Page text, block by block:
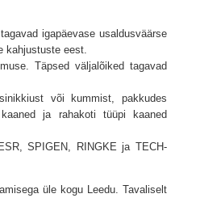
igapäevase usaldusväärse
kahjustuste eest.
Täpsed väljalõiked tagavad
või kummist, pakkudes
ja rahakoti tüüpi kaaned
SPIGEN, RINGKE ja TECH-
üle kogu Leedu. Tavaliselt